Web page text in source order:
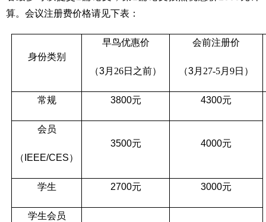
算。会议注册费价格请见下表：
身份类别
早鸟优惠价
（3月 26日之前）
会前注册价
（3月 27-5月 9日）
常规 3800元 4300元
会员
（ IEEE/CES）
3500元 4000元
学生 2700元 3000元
学生会员